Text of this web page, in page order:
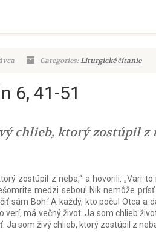
Categories:Liturgické čítanie
6, 41-51
chlieb, ktorý zostúpil z
zostúpil z neba,“ a hovorili:
medzi sebou! Nik nemôže
sám Boh.‘ A každý, kto počul Otca a
verí, má večný život. Ja som chlieb
som živý chlieb, ktorý zostúpil z